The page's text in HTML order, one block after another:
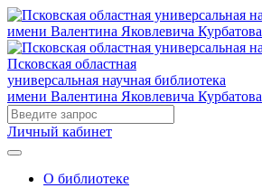
Псковская областная
универсальная научная библиотека
имени Валентина Яковлевича Курбатова
Личный кабинет
О библиотеке